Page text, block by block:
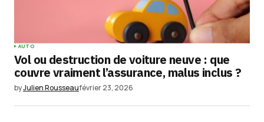
AUTO
Vol ou destruction de voiture neuve : que
couvre vraiment l’assurance, malus inclus ?
byJulien Rousseaufévrier 23, 2026